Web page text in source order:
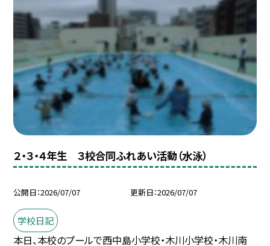
２・３・４年生 ３校合同ふれあい活動（水泳）
公開日 2026/07/07 更新日 2026/07/07
学校日記
本日、本校のプールで西中島小学校・木川小学校・木川南